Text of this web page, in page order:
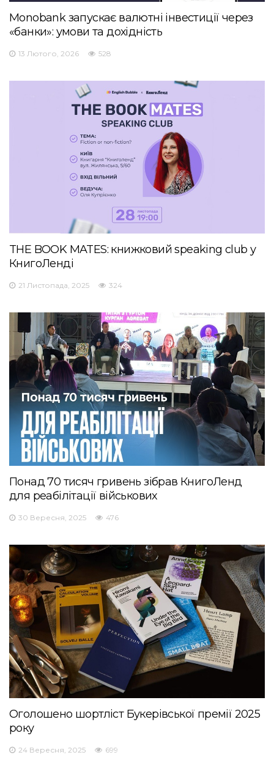
Monobank запускає валютні інвестиції через
«банки»: умови та дохідність
13 Лютого, 2026 528
THE BOOK MATES: книжковий speaking club у
КнигоЛенді
21 Листопада, 2025 324
Понад 70 тисяч гривень зібрав КнигоЛенд
для реабілітації військових
30 Вересня, 2025 476
Оголошено шортліст Букерівської премії 2025
року
24 Вересня, 2025 699